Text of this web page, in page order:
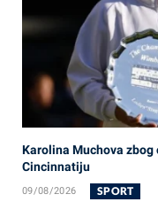
Karolina Muchova
Cincinnatiju
09/08/2026 SPORT